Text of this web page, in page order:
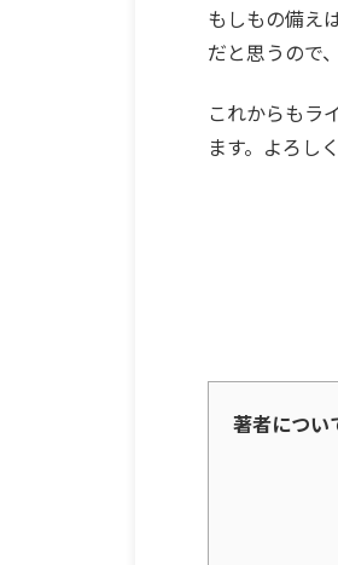
もしもの備え
だと思うので
これからもラ
ます。よろし
著者につい